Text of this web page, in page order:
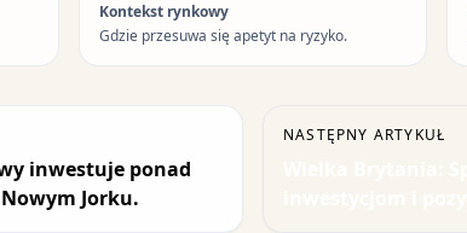
Kontekst rynkowy
Gdzie przesuwa się apetyt na ryzyko.
inwestuje ponad
Jorku.
NASTĘPNY ARTYKUŁ